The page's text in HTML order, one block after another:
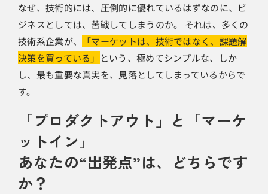
なぜ、技術的には、圧倒的に優れているはずなのに、ビ
ジネスとしては、苦戦してしまうのか。 それは、多くの
技術系企業が、
「マーケットは、技術ではなく、課題解
決策を買っている」
という、極めてシンプルな、しか
し、最も重要な真実を、見落としてしまっているからで
す。
「プロダクトアウト」と「マーケ
ットイン」
あなたの“出発点”は、どちらです
か？